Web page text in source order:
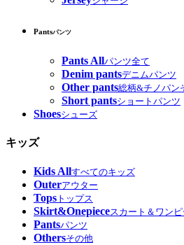
Pantsパンツ
Pants Allパンツ全て
Denim pantsデニムパンツ
Other pants総柄&チノパン
Short pantsショートパンツ
Shoesシューズ
キッズ
Kids Allすべてのキッズ
Outerアウター
Tops トップス
Skirt&Onepieceスカート＆ワン
Pantsパンツ
Othersその他